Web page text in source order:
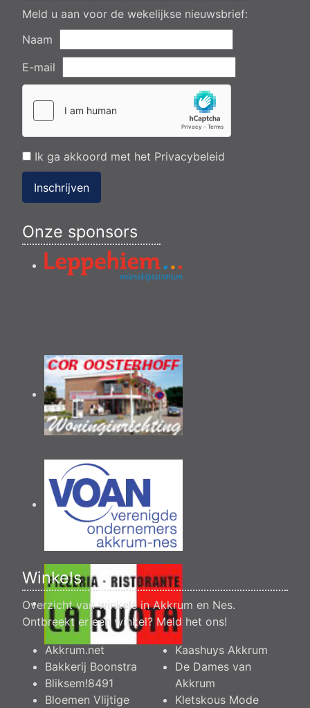
Meld u aan voor de wekelijkse nieuwsbrief:
Naam
E-mail
Ik ga akkoord met het Privacybeleid
Inschrijven
Onze sponsors
Winkels
Overzicht van winkels in Akkrum en Nes.
Ontbreekt er een winkel?Meld het ons!
Akkrum.net
Bakkerij Boonstra
Bliksem!8491
Bloemen Vlijtige
Kaashuys Akkrum
De Dames van
Akkrum
Kletskous Mode